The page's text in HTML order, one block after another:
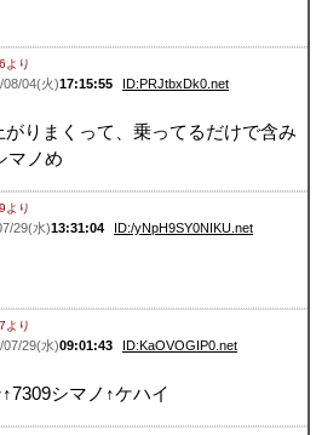
より
08/04(火)17:15:55 ID:PRJtbxDk0.net
りまくって、乗ってるだけで含み
マノめ
より
29(水)13:31:04 ID:/yNpH9SY0NIKU.net
より
07/29(水)09:01:43 ID:KaOVOGIP0.net
シマノ↑ケハイ